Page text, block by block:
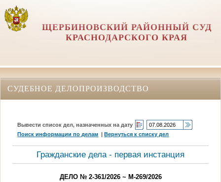
ЩЕРБИНОВСКИЙ РАЙОННЫЙ СУД
КРАСНОДАРСКОГО КРАЯ
СУДЕБНОЕ ДЕЛОПРОИЗВОДСТВО
Вывести список дел, назначенных на дату
Поиск информации по делам |Вернуться к списку дел
Гражданские дела - первая инстанция
ДЕЛО № 2-361/2026 ~ М-269/2026